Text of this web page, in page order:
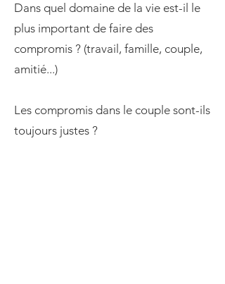
Dans quel domaine de la vie est-il le
plus important de faire des
compromis ? (travail, famille, couple,
amitié...)
Les compromis dans le couple sont-ils
toujours justes ?